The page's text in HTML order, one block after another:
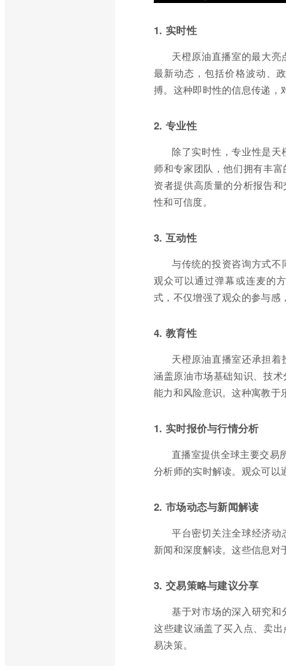
1. 实时性
天橙原油直播室的最大
最新动态，包括价格波动、
搏。这种即时性的信息传递，
2. 专业性
除了实时性，专业性是
师和专家团队，他们拥有丰
资者提供高质量的分析报告
性和可信度。
3. 互动性
与传统的投资咨询方式不
观众可以通过弹幕或连麦的
式，不仅增强了观众的参与感
4. 教育性
天橙原油直播室还承担
涵盖原油市场基础知识、技
能力和风险意识。这种寓教于
1. 实时报价与行情分析
直播室提供全球主要交易
分析师的实时解读。观众可以
2. 市场动态与新闻解读
平台密切关注全球经济
新闻和深度解读。这些信息对
3. 交易策略与建议分享
基于对市场的深入研究和
这些建议涵盖了买入点、卖
易决策。